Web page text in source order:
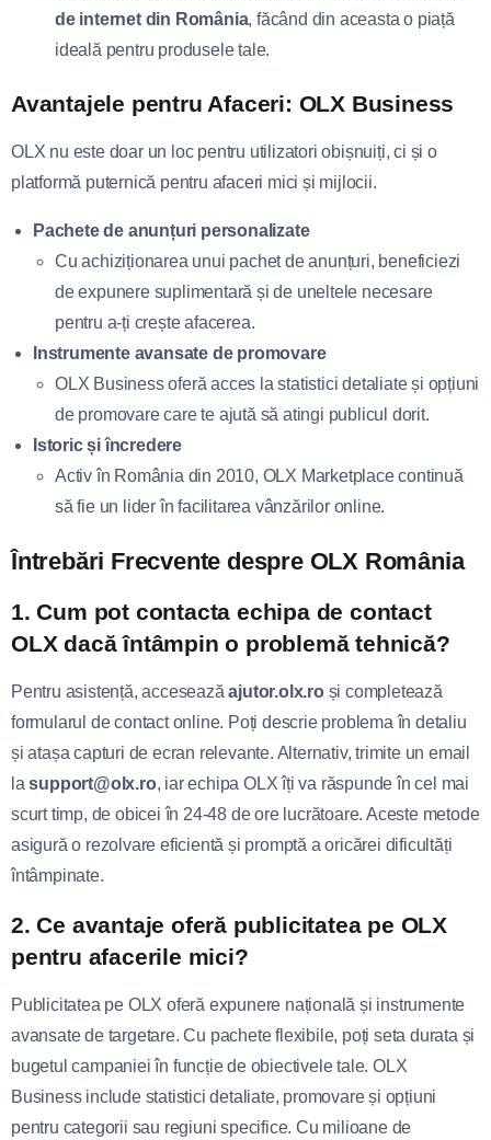
de internet din România, făcând din aceasta o piață
ideală pentru produsele tale.
Avantajele pentru Afaceri: OLX Business
OLX nu este doar un loc pentru utilizatori obișnuiți, ci și o
platformă puternică pentru afaceri mici și mijlocii.
Pachete de anunțuri personalizate
Cu achiziționarea unui pachet de anunțuri, beneficiezi
de expunere suplimentară și de uneltele necesare
pentru a-ți crește afacerea.
Instrumente avansate de promovare
OLX Business oferă acces la statistici detaliate și opțiuni
de promovare care te ajută să atingi publicul dorit.
Istoric și încredere
Activ în România din 2010, OLX Marketplace continuă
să fie un lider în facilitarea vânzărilor online.
Întrebări Frecvente despre OLX România
1. Cum pot contacta echipa de contact
OLX dacă întâmpin o problemă tehnică?
Pentru asistență, acceseazăajutor.olx.roși completează
formularul de contact online. Poți descrie problema în detaliu
și atașa capturi de ecran relevante. Alternativ, trimite un email
lasupport@olx.ro, iar echipa OLX îți va răspunde în cel mai
scurt timp, de obicei în 24-48 de ore lucrătoare. Aceste metode
asigură o rezolvare eficientă și promptă a oricărei dificultăți
întâmpinate.
2. Ce avantaje oferă publicitatea pe OLX
pentru afacerile mici?
Publicitatea pe OLX oferă expunere națională și instrumente
avansate de targetare. Cu pachete flexibile, poți seta durata și
bugetul campaniei în funcție de obiectivele tale. OLX
Business include statistici detaliate, promovare și opțiuni
pentru categorii sau regiuni specifice. Cu milioane de